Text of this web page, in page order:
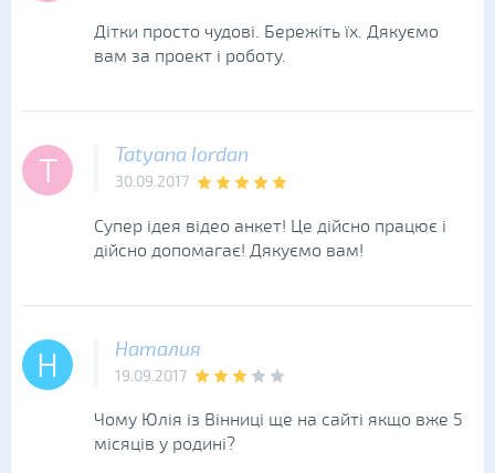
Дітки просто чудові. Бережіть їх. Дякуємо
вам за проект і роботу.
T Tatyana Iordan
30.09.2017
Супер ідея відео анкет! Це дійсно працює і
дійсно допомагає! Дякуємо вам!
Н Наталия
19.09.2017
Чому Юлія із Вінниці ще на сайті якщо вже 5
місяців у родині?